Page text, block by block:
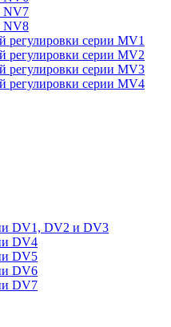
NV7
NV8
регулировки серии MV1
регулировки серии MV2
регулировки серии MV3
регулировки серии MV4
DV1, DV2 и DV3
DV4
DV5
DV6
DV7